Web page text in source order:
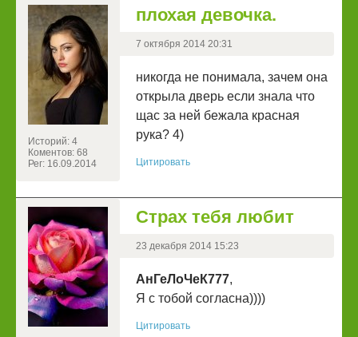
Историй: 4
Коментов: 68
Рег: 16.09.2014
плохая девочка.
7 октября 2014 20:31
никогда не понимала, зачем она
открыла дверь если знала что
щас за ней бежала красная
рука? 4)
Цитировать
Страх тебя любит
23 декабря 2014 15:23
АнГеЛоЧеК777,
Я с тобой согласна))))
Цитировать